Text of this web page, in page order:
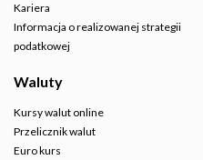
Kariera
Informacja o realizowanej strategii
podatkowej
Waluty
Kursy walut online
Przelicznik walut
Euro kurs